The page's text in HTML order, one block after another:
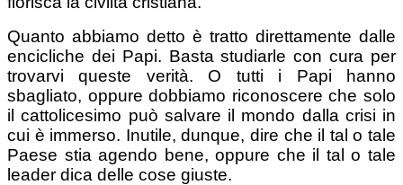
Quanto abbiamo detto è tratto direttamente dalle
encicliche dei Papi. Basta studiarle con cura per
trovarvi queste verità. O tutti i Papi hanno
sbagliato, oppure dobbiamo riconoscere che solo
il cattolicesimo può salvare il mondo dalla crisi in
cui è immerso. Inutile, dunque, dire che il tal o tale
Paese stia agendo bene, oppure che il tal o tale
leader dica delle cose giuste.